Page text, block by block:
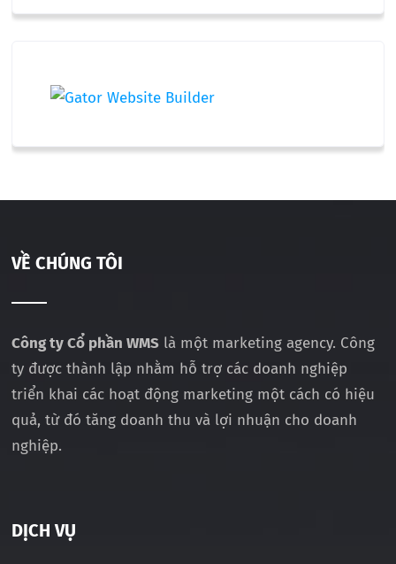
VỀ CHÚNG TÔI
Công ty Cổ phần WMS là một marketing agency. Công
ty được thành lập nhằm hỗ trợ các doanh nghiệp
triển khai các hoạt động marketing một cách có hiệu
quả, từ đó tăng doanh thu và lợi nhuận cho doanh
nghiệp.
DỊCH VỤ